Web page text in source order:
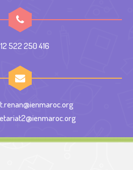
522 250 416